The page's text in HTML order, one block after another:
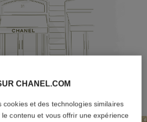
CHANEL.COM
cookies et des technologies similaires
contenu et vous offrir une expérience